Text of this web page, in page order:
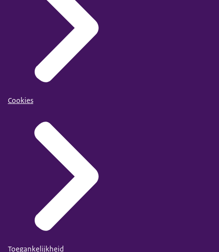
Cookies
Toegankelijkheid